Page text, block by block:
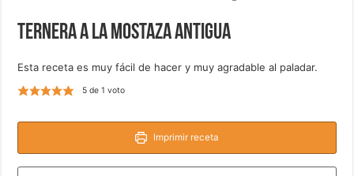
Ternera a la mostaza antigua
Esta receta es muy fácil de hacer y muy agradable al paladar.
5de 1 voto
Imprimir receta